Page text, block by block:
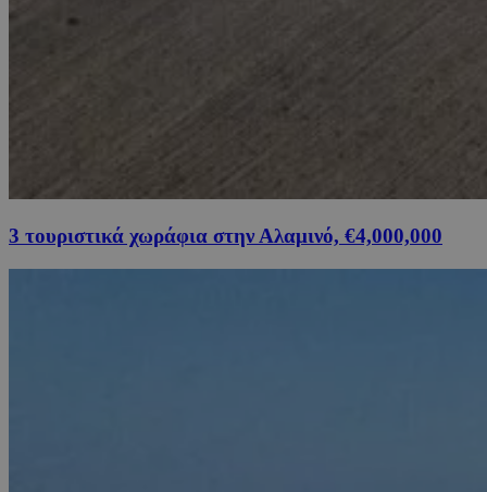
3 τουριστικά χωράφια στην Αλαμινό, €4,000,000